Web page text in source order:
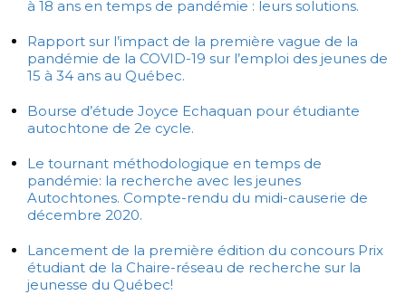
à 18 ans en temps de pandémie : leurs solutions.
Rapport sur l’impact de la première vague de la
pandémie de la COVID-19 sur l’emploi des jeunes de
15 à 34 ans au Québec.
Bourse d’étude Joyce Echaquan pour étudiante
autochtone de 2e cycle.
Le tournant méthodologique en temps de
pandémie: la recherche avec les jeunes
Autochtones. Compte-rendu du midi-causerie de
décembre 2020.
Lancement de la première édition du concours Prix
étudiant de la Chaire-réseau de recherche sur la
jeunesse du Québec!